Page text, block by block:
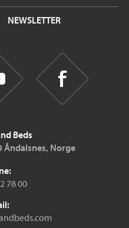
NEWSLETTER
Beds
Åndalsnes, Norge
78 00